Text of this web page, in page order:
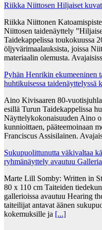
Riikka Niittosen Hiljaiset
Riikka Niittonen
Niittosen taidenäyttely
Taidekappelissa toukokuussa
öljyvärimaalauksista, joissa
materiaalin olemusta.
Pyhän Henrikin ekumeeninen
huhtikuisessa taidenäyttelyssä
Aino Kivisaaren 80-
esillä Turun Taidekappelissa
Näyttelykokonaisuuden Aino
kunnioittaen, pääteemoinaan
Franciscus Assisilainen.
Sukupuolittunutta väkivaltaa
ryhmänäyttely avautuu
Marte Lill Somby: Written in
80 x 110 cm Taiteiden
gallerioissa avautuu Hearing
taiteilijat antavat äänen
kokemuksille ja [...]